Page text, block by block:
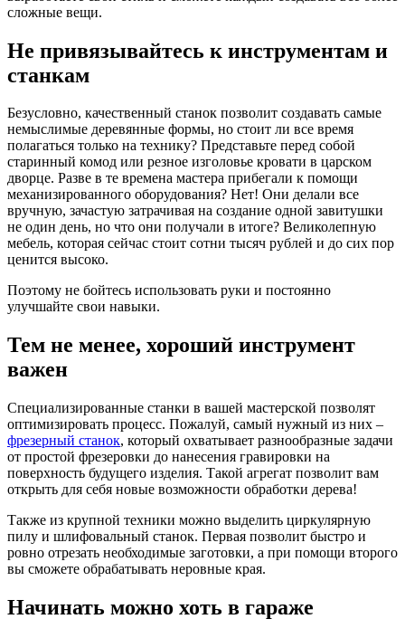
сложные вещи.
Не привязывайтесь к инструментам и
станкам
Безусловно, качественный станок позволит создавать самые
немыслимые деревянные формы, но стоит ли все время
полагаться только на технику? Представьте перед собой
старинный комод или резное изголовье кровати в царском
дворце. Разве в те времена мастера прибегали к помощи
механизированного оборудования? Нет! Они делали все
вручную, зачастую затрачивая на создание одной завитушки
не один день, но что они получали в итоге? Великолепную
мебель, которая сейчас стоит сотни тысяч рублей и до сих пор
ценится высоко.
Поэтому не бойтесь использовать руки и постоянно
улучшайте свои навыки.
Тем не менее, хороший инструмент
важен
Специализированные станки в вашей мастерской позволят
оптимизировать процесс. Пожалуй, самый нужный из них –
фрезерный станок, который охватывает разнообразные задачи
от простой фрезеровки до нанесения гравировки на
поверхность будущего изделия. Такой агрегат позволит вам
открыть для себя новые возможности обработки дерева!
Также из крупной техники можно выделить циркулярную
пилу и шлифовальный станок. Первая позволит быстро и
ровно отрезать необходимые заготовки, а при помощи второго
вы сможете обрабатывать неровные края.
Начинать можно хоть в гараже